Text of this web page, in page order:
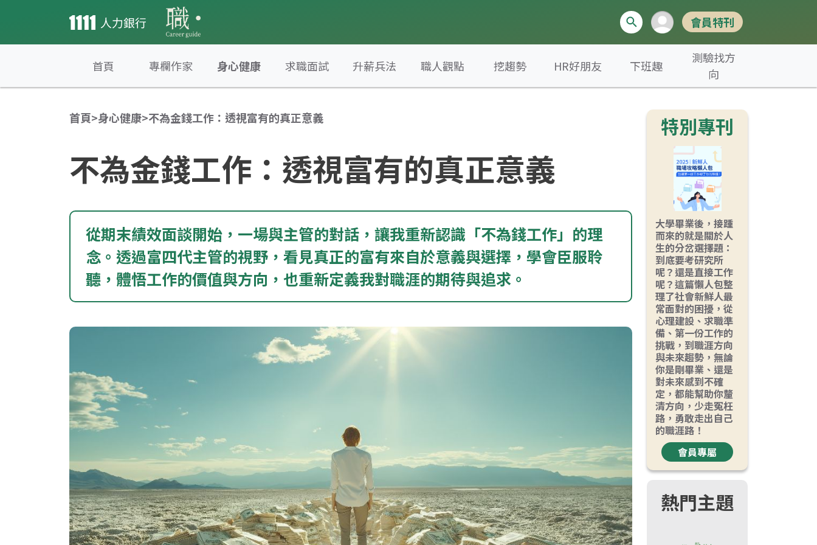
會員特刊
首頁 專欄作家 身心健康 求職面試 升薪兵法 職人觀點 挖趨勢 HR好朋友 下班趣
測驗找方
向
首頁>身心健康>不為金錢工作：透視富有的真正意義
不為金錢工作：透視富有的真正意義
從期末績效面談開始，一場與主管的對話，讓我重新認識「不為錢工作」的理
念。透過富四代主管的視野，看見真正的富有來自於意義與選擇，學會臣服聆
聽，體悟工作的價值與方向，也重新定義我對職涯的期待與追求。
特別專刊
大學畢業後，接踵
而來的就是關於人
生的分岔選擇題：
到底要考研究所
呢？還是直接工作
呢？這篇懶人包整
理了社會新鮮人最
常面對的困擾，從
心理建設、求職準
備、第一份工作的
挑戰，到職涯方向
與未來趨勢，無論
你是剛畢業、還是
對未來感到不確
定，都能幫助你釐
清方向，少走冤枉
路，勇敢走出自己
的職涯路！
會員專屬
熱門主題